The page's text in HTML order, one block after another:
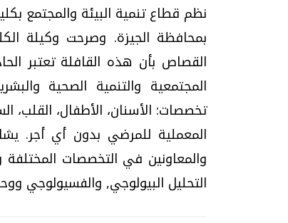
نظم قطاع تنمية البيئة والمجتمع
بمحافظة الجيزة. وصرحت وكيلة
القصاص بأن هذه القافلة تعتبر
المجتمعية والتنمية الصحية
تخصصات: الأسنان، الأطفال، القلب،
والمعاونين في التخصصات
التحليل البيولوجي, والفسيولوجي
فيديو..
وتحديات
الخميس، 30 يوليو 2026 01:09 م
موجات الطقس الساخنة.. لماذا تحدث وكيف